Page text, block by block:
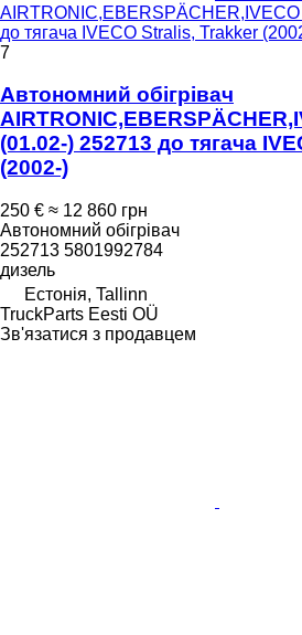
до тягача IVECO Stralis, Trakker
7
Автономний обігрівач
(01.02-) 252713 до тягача
(2002-)
250 € ≈ 12 860 грн
Автономний обігрівач
252713 5801992784
дизель
Естонія, Tallinn
TruckParts Eesti OÜ
Зв'язатися з продавцем